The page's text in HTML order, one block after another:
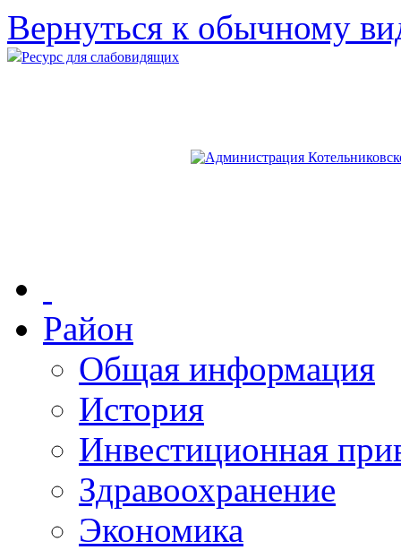
Вернуться к обычному
Ресурс для слабовидящих
Район
Общая информация
История
Инвестиционная
Здравоохранение
Экономика